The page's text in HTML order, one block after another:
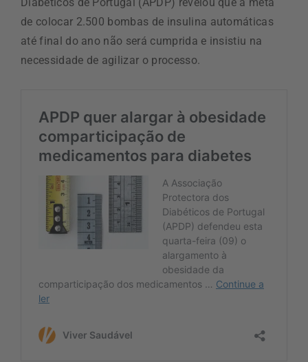
de colocar 2.500 bombas de insulina automáticas
até final do ano não será cumprida e insistiu na
necessidade de agilizar o processo.